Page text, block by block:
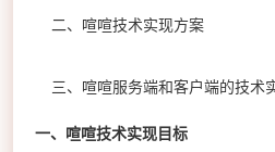
二、喧喧技术实现方案
三、喧喧服务端和客户端的技术
一、喧喧技术实现目标